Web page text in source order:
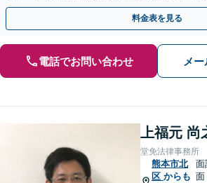
高額所得者の財産分与など、何でもご相談くだ
料金表を見る
電話でお問い合わせ メ
上福元 尚
堂免法律事務所
熊本市北
区 からも
面
面